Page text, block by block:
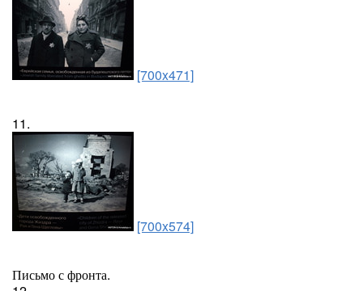
[700x471]
11.
[700x574]
Письмо с фронта.